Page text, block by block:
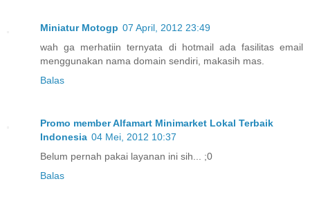
Miniatur Motogp 07 April, 2012 23:49
wah ga merhatiin ternyata di hotmail ada fasilitas email
menggunakan nama domain sendiri, makasih mas.
Balas
Promo member Alfamart Minimarket Lokal Terbaik
Indonesia 04 Mei, 2012 10:37
Belum pernah pakai layanan ini sih... ;0
Balas